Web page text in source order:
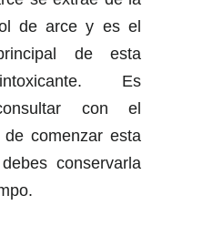
de arce y es el
de esta
Es
con el
comenzar esta
conservarla